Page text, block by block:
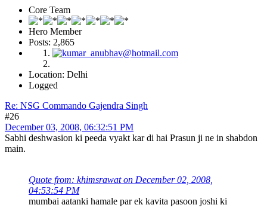
Core Team
Hero Member
Posts: 2,865
Location: Delhi
Logged
Re: NSG Commando Gajendra Singh
#26
December 03, 2008, 06:32:51 PM
Sabhi deshwasion ki peeda vyakt kar di hai Prasun ji ne in shabdon
main.
Quote from: khimsrawat on December 02, 2008,
04:53:54 PM
mumbai aatanki hamale par ek kavita pasoon joshi ki